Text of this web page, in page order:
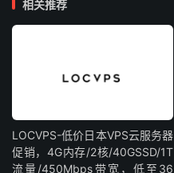
相关推荐
LOCVPS-低价日本VPS云服务器
促销，4G内存/2核/40GSSD/1T
流量/450Mbps带宽，低至36